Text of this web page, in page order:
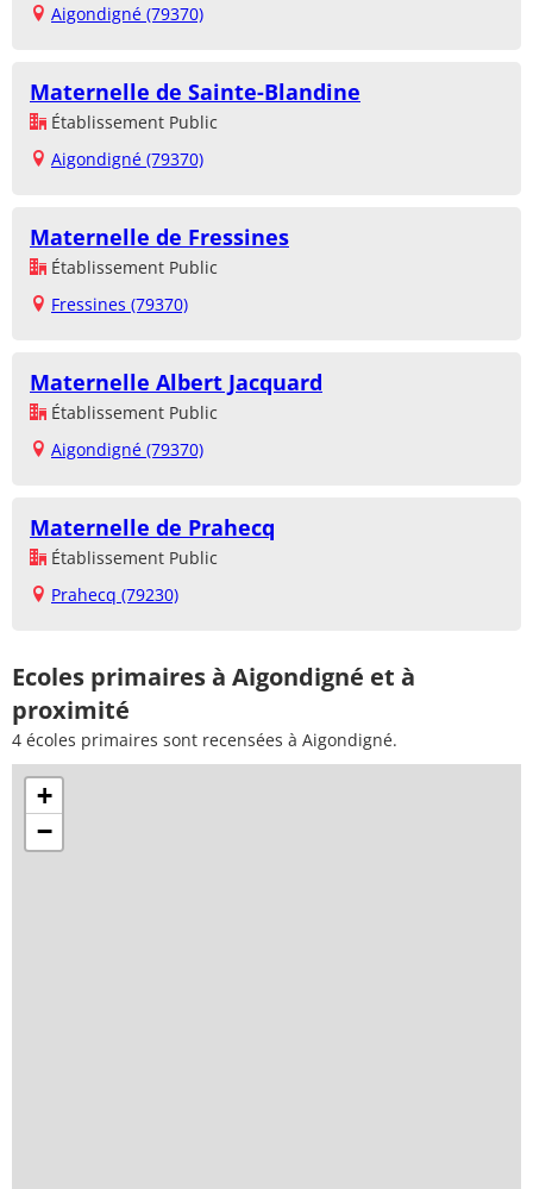
Aigondigné (79370)
Maternelle de Sainte-Blandine
Établissement Public
Aigondigné (79370)
Maternelle de Fressines
Établissement Public
Fressines (79370)
Maternelle Albert Jacquard
Établissement Public
Aigondigné (79370)
Maternelle de Prahecq
Établissement Public
Prahecq (79230)
Ecoles primaires à Aigondigné et à
proximité
4 écoles primaires sont recensées à Aigondigné.
+
−